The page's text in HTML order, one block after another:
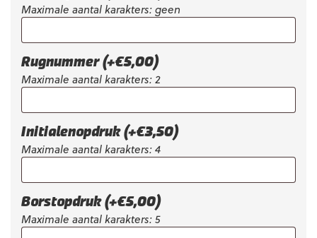
Maximale aantal karakters: geen
Rugnummer (+€5,00)
Maximale aantal karakters: 2
Initialenopdruk (+€3,50)
Maximale aantal karakters: 4
Borstopdruk (+€5,00)
Maximale aantal karakters: 5